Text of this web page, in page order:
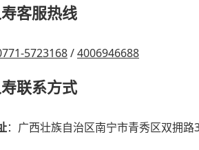
客服热线
5723168/4006946688
联系方式
：广西壮族自治区南宁市青秀区双拥